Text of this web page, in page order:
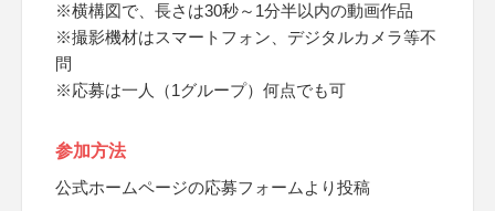
※横構図で、長さは30秒～1分半以内の動画作品
※撮影機材はスマートフォン、デジタルカメラ等不
問
※応募は一人（1グループ）何点でも可
参加方法
公式ホームページの応募フォームより投稿